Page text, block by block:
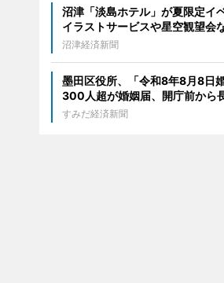
沼津「淡島ホテル」が夏限定イ
イラストサービスや星空観望会
沼津経済新聞
墨田区役所、「令和8年8月8日
300人超が婚姻届、開庁前から
すみだ経済新聞